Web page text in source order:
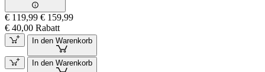
€ 119,99 € 159,99
€ 40,00 Rabatt
In den Warenkorb
In den Warenkorb